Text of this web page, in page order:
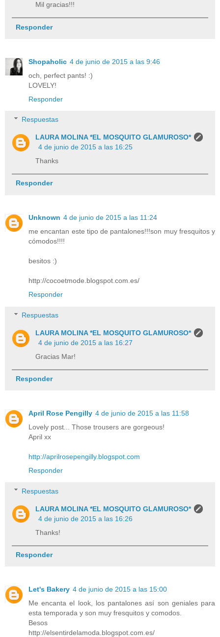
Mil gracias!!!
Responder
Shopaholic 4 de junio de 2015 a las 9:46
och, perfect pants! :)
LOVELY!
Responder
Respuestas
LAURA MOLINA *EL MOSQUITO GLAMUROSO*
4 de junio de 2015 a las 16:25
Thanks
Responder
Unknown 4 de junio de 2015 a las 11:24
me encantan este tipo de pantalones!!!son muy fresquitos y
cómodos!!!!
besitos :)
http://cocoetmode.blogspot.com.es/
Responder
Respuestas
LAURA MOLINA *EL MOSQUITO GLAMUROSO*
4 de junio de 2015 a las 16:27
Gracias Mar!
Responder
April Rose Pengilly 4 de junio de 2015 a las 11:58
Lovely post... Those trousers are gorgeous!
April xx
http://aprilrosepengilly.blogspot.com
Responder
Respuestas
LAURA MOLINA *EL MOSQUITO GLAMUROSO*
4 de junio de 2015 a las 16:26
Thanks!
Responder
Let's Bakery 4 de junio de 2015 a las 15:00
Me encanta el look, los pantalones así son geniales para
esta temporada y son muy fresquitos y comodos.
Besos
http://elsentirdelamoda.blogspot.com.es/